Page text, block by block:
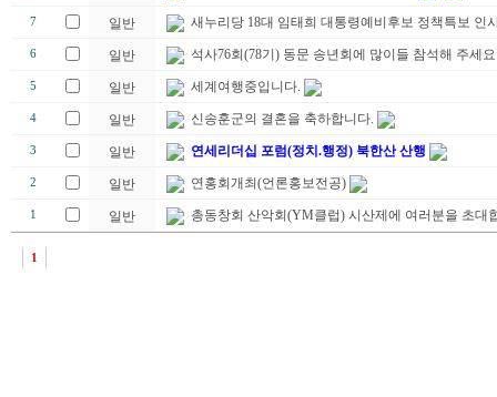
7 일반 새누리당 18대 임태희 대통령예비후보 정책특보 인
6 일반 석사76회(78기) 동문 송년회에 많이들 참석해 주세요
5 일반 세계여행중입니다.
4 일반 신송훈군의 결혼을 축하합니다.
3 일반 연세리더십 포럼(정치.행정) 북한산 산행
2 일반 연홍회개최(언론홍보전공)
1 일반 총동창회 산악회(YM클럽) 시산제에 여러분을 초대
1